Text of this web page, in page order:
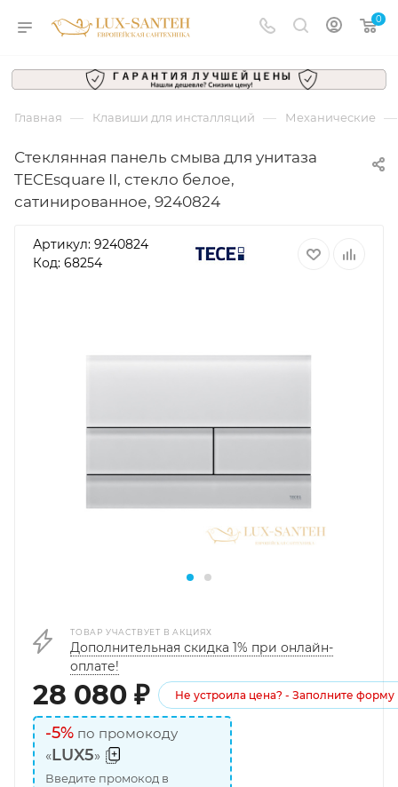
0
Главная — Клавиши для инсталляций — Механические —
Стеклянная панель смыва для унитаза
TECEsquare II, cтекло белое,
сатинированное, 9240824
Артикул: 9240824
Код: 68254
ТОВАР УЧАСТВУЕТ В АКЦИЯХ
Дополнительная скидка 1% при онлайн-
оплате!
28 080 ₽ Не устроила цена? - Заполните форму
-5% по промокоду
«LUX5»
Введите промокод в